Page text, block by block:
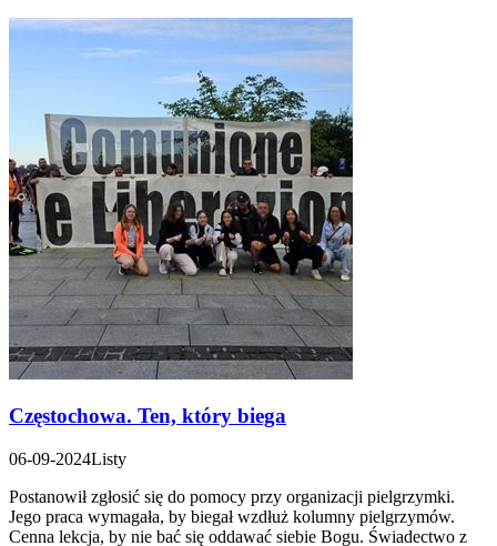
Częstochowa. Ten, który biega
06-09-2024Listy
Postanowił zgłosić się do pomocy przy organizacji pielgrzymki.
Jego praca wymagała, by biegał wzdłuż kolumny pielgrzymów.
Cenna lekcja, by nie bać się oddawać siebie Bogu. Świadectwo z